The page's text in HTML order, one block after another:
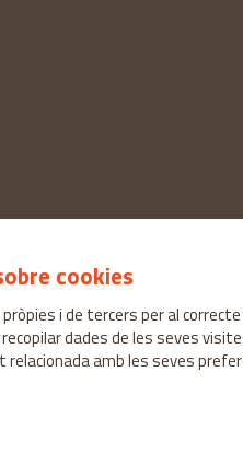
cookies
i de tercers per al
dades de les seves
amb les seves